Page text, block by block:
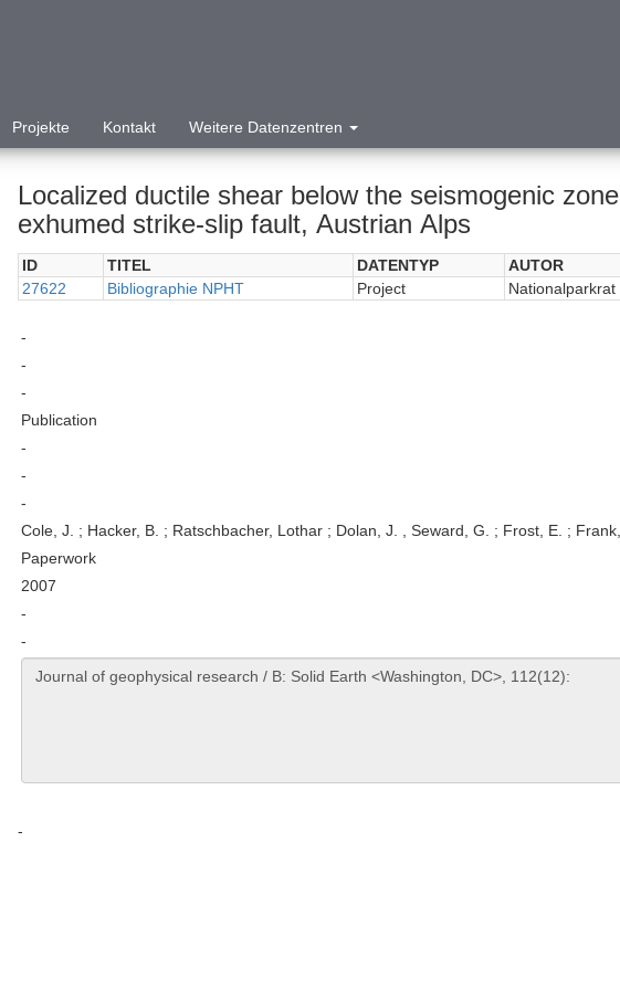
Projekte Kontakt Weitere Datenzentren
Localized ductile shear below the seismogenic
exhumed strike-slip fault, Austrian Alps
ID TITEL DATENTYP AUTOR
27622
Bibliographie NPHT Project Nationalparkrat
-
-
-
Publication
-
-
-
Cole, J. ; Hacker, B. ; Ratschbacher, Lothar ; Dolan, J. , Seward, G. ; Frost, E. ;
Paperwork
2007
-
-
-